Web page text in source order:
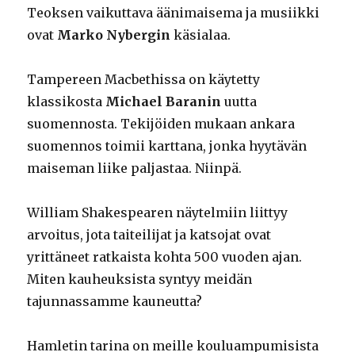
Teoksen vaikuttava äänimaisema ja musiikki
ovat Marko Nybergin käsialaa.
Tampereen Macbethissa on käytetty
klassikosta Michael Baranin uutta
suomennosta. Tekijöiden mukaan ankara
suomennos toimii karttana, jonka hyytävän
maiseman liike paljastaa. Niinpä.
William Shakespearen näytelmiin liittyy
arvoitus, jota taiteilijat ja katsojat ovat
yrittäneet ratkaista kohta 500 vuoden ajan.
Miten kauheuksista syntyy meidän
tajunnassamme kauneutta?
Hamletin tarina on meille kouluampumisista